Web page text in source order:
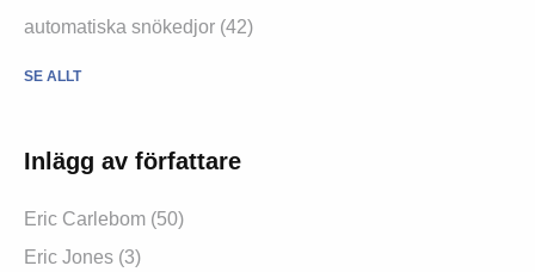
automatiska snökedjor (42)
SE ALLT
Inlägg av författare
Eric Carlebom (50)
Eric Jones (3)